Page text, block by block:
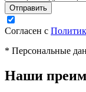
Согласен с
* Персональные
Наши